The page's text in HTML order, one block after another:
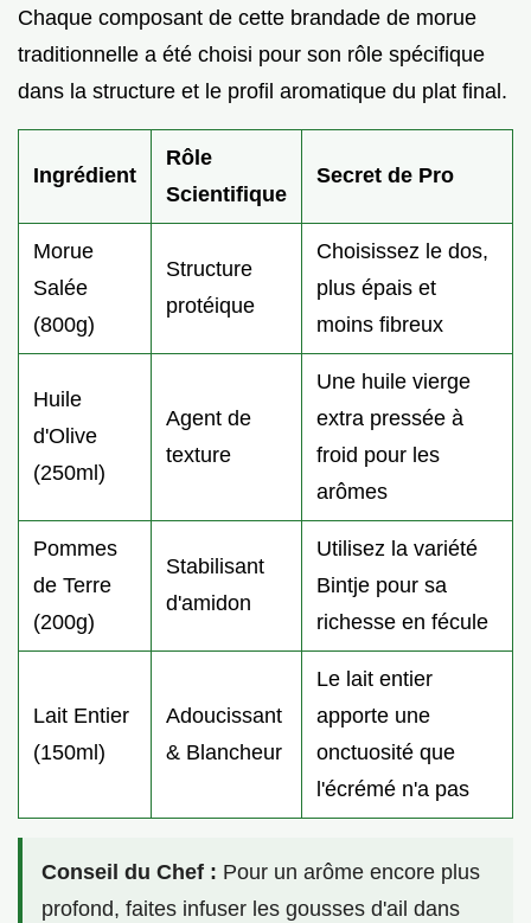
Chaque composant de cette brandade de morue
traditionnelle a été choisi pour son rôle spécifique
dans la structure et le profil aromatique du plat final.
Ingrédient
Rôle
Scientifique
Secret de Pro
Morue
Salée
(800g)
Structure
protéique
Choisissez le dos,
plus épais et
moins fibreux
Huile
d'Olive
(250ml)
Agent de
texture
Une huile vierge
extra pressée à
froid pour les
arômes
Pommes
de Terre
(200g)
Stabilisant
d'amidon
Utilisez la variété
Bintje pour sa
richesse en fécule
Lait Entier
(150ml)
Adoucissant
& Blancheur
Le lait entier
apporte une
onctuosité que
l'écrémé n'a pas
Conseil du Chef : Pour un arôme encore plus
profond, faites infuser les gousses d'ail dans